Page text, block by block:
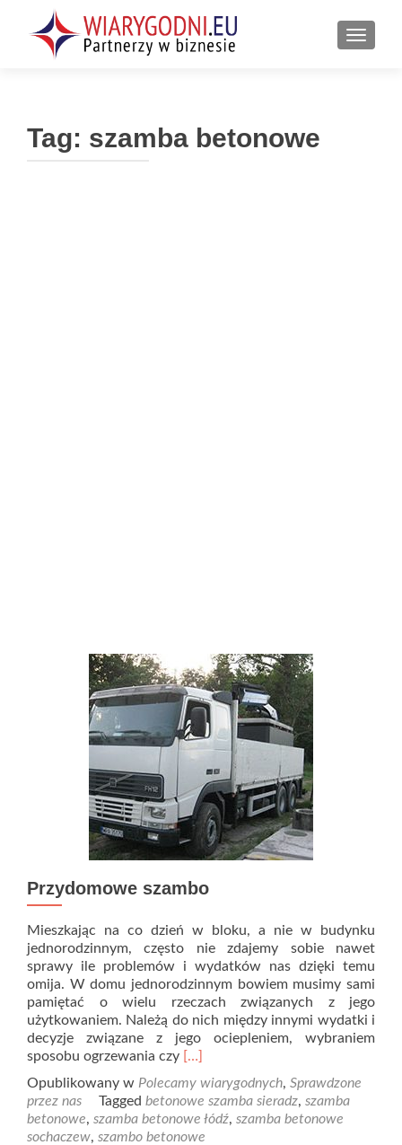
Tag: szamba betonowe
Przydomowe szambo
Mieszkając na co dzień w bloku, a nie w budynku
jednorodzinnym, często nie zdajemy sobie nawet
sprawy ile problemów i wydatków nas dzięki temu
omija. W domu jednorodzinnym bowiem musimy sami
pamiętać o wielu rzeczach związanych z jego
użytkowaniem. Należą do nich między innymi wydatki i
decyzje związane z jego ociepleniem, wybraniem
sposobu ogrzewania czy Read
about
Przydomowe
szambo
[…]
Opublikowany w Polecamy wiarygodnych, Sprawdzone
przez nas
Tagged betonowe szamba sieradz, szamba
betonowe, szamba betonowe łódź, szamba betonowe
sochaczew, szambo betonowe